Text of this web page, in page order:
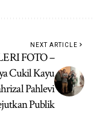
NEXT ARTICLE
FOTO –
Cukil Kayu
Pahlevi
Publik